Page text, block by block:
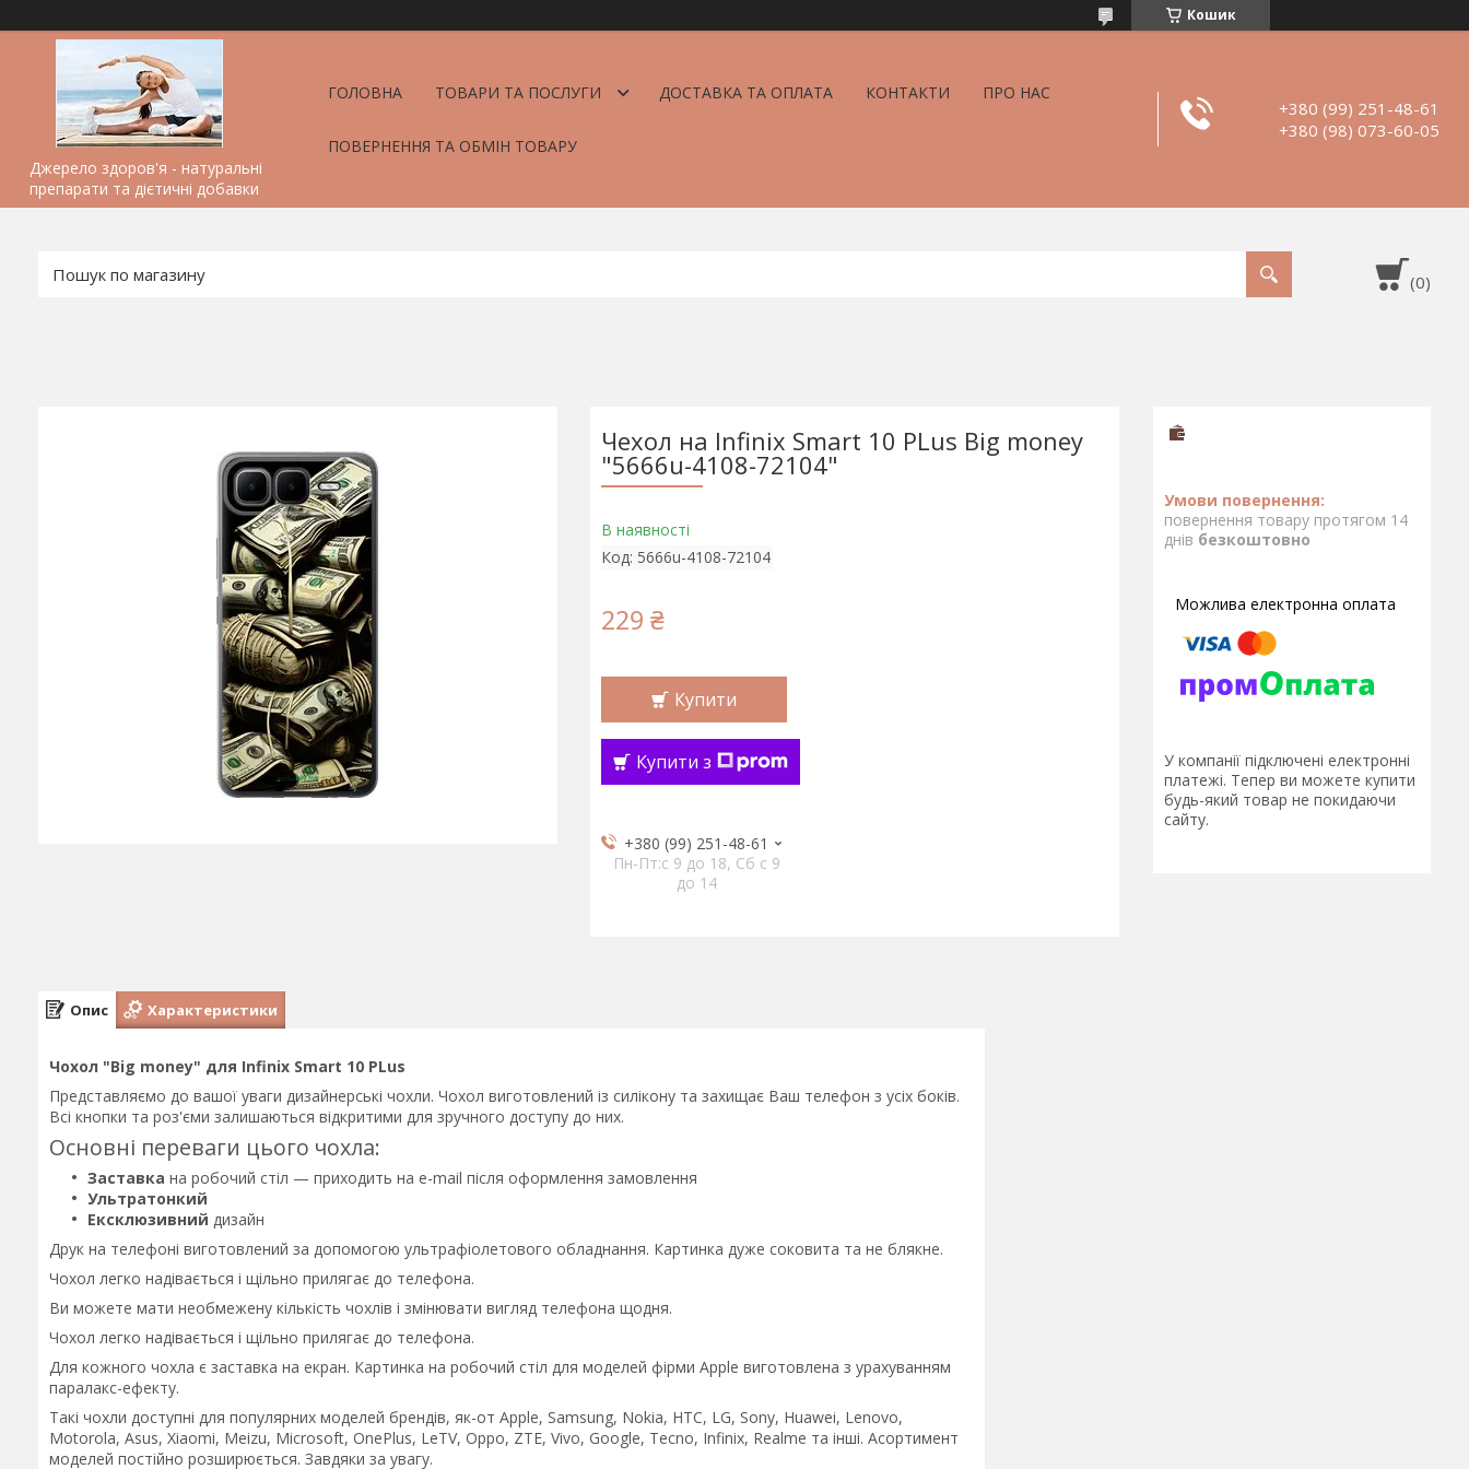
Кошик
Джерело здоров'я - натуральні
препарати та дієтичні добавки
ГОЛОВНА ТОВАРИ ТА ПОСЛУГИ ДОСТАВКА ТА ОПЛАТА КОНТАКТИ ПРО НАС
ПОВЕРНЕННЯ ТА ОБМІН ТОВАРУ
+380 (99) 251-48-61
+380 (98) 073-60-05
Чехол на Infinix Smart 10 PLus Big money
"5666u-4108-72104"
В наявності
Код: 5666u-4108-72104
229 ₴
Купити
Купити з
+380 (99) 251-48-61
Пн-Пт:c 9 до 18, Сб с 9
до 14
повернення товару протягом 14
днів безкоштовно
У компанії підключені електронні
платежі. Тепер ви можете купити
будь-який товар не покидаючи
сайту.
Опис Характеристики
Чохол "Big money" для Infinix Smart 10 PLus
Представляємо до вашої уваги дизайнерські чохли. Чохол виготовлений із силікону та захищає Ваш телефон з усіх боків.
Всі кнопки та роз'єми залишаються відкритими для зручного доступу до них.
Основні переваги цього чохла:
Заставка на робочий стіл — приходить на e-mail після оформлення замовлення
Ультратонкий
Ексклюзивний дизайн
Друк на телефоні виготовлений за допомогою ультрафіолетового обладнання. Картинка дуже соковита та не блякне.
Чохол легко надівається і щільно прилягає до телефона.
Ви можете мати необмежену кількість чохлів і змінювати вигляд телефона щодня.
Чохол легко надівається і щільно прилягає до телефона.
Для кожного чохла є заставка на екран. Картинка на робочий стіл для моделей фірми Apple виготовлена з урахуванням
паралакс-ефекту.
Такі чохли доступні для популярних моделей брендів, як-от Apple, Samsung, Nokia, HTC, LG, Sony, Huawei, Lenovo,
Motorola, Asus, Xiaomi, Meizu, Microsoft, OnePlus, LeTV, Oppo, ZTE, Vivo, Google, Tecno, Infinix, Realme та інші. Асортимент
моделей постійно розширюється. Завдяки за увагу.